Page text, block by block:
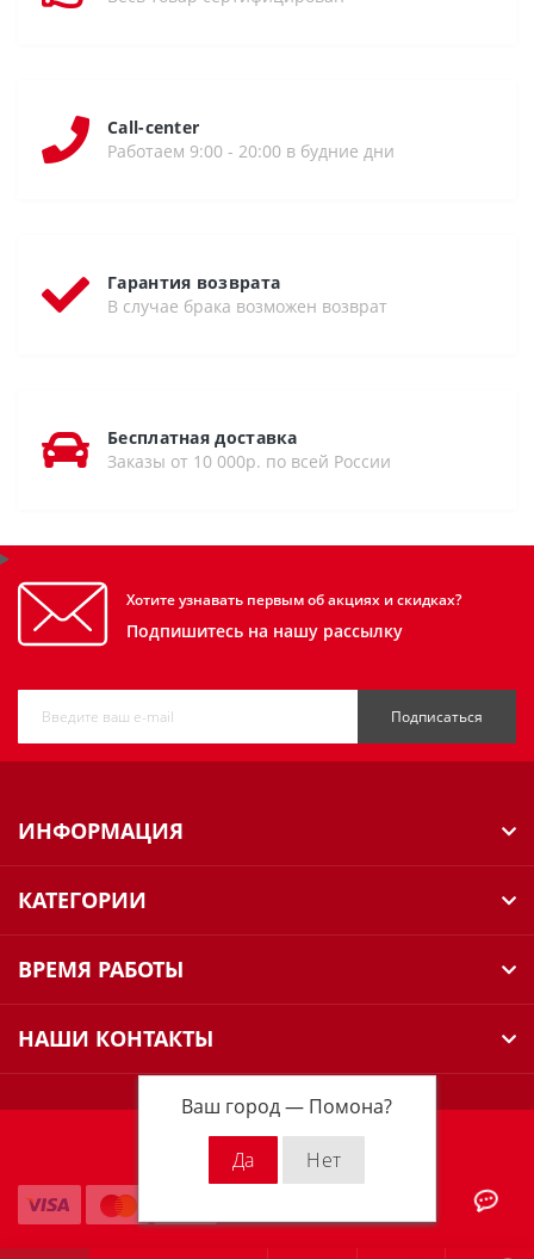
Ваш город — Помона?
Call-center
Работаем 9:00 - 20:00 в будние дни
Гарантия возврата
В случае брака возможен возврат
Бесплатная доставка
Заказы от 10 000р. по всей России
Хотите узнавать первым об акциях и скидках?
Подпишитесь на нашу рассылку
Подписаться
ИНФОРМАЦИЯ
КАТЕГОРИИ
ВРЕМЯ РАБОТЫ
НАШИ КОНТАКТЫ
Milwaukee Russia © 2026